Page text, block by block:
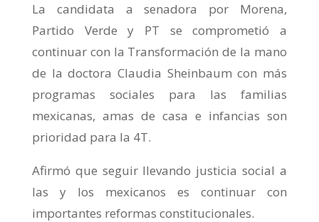
La candidata a senadora por Morena,
Partido Verde y PT se comprometió a
continuar con la Transformación de la mano
de la doctora Claudia Sheinbaum con más
programas sociales para las familias
mexicanas, amas de casa e infancias son
prioridad para la 4T.
Afirmó que seguir llevando justicia social a
las y los mexicanos es continuar con
importantes reformas constitucionales.